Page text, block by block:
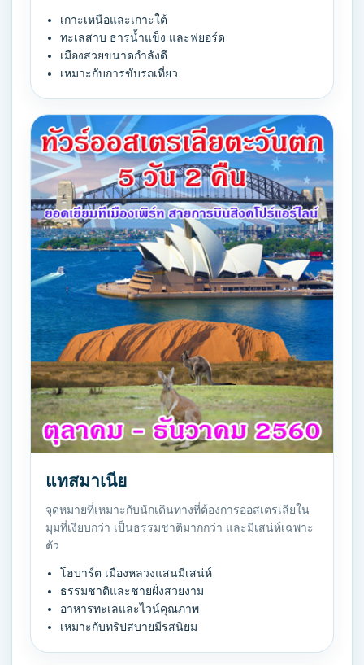
เกาะเหนือและเกาะใต้
ทะเลสาบ ธารน้ำแข็ง และฟยอร์ด
เมืองสวยขนาดกำลังดี
เหมาะกับการขับรถเที่ยว
แทสมาเนีย
จุดหมายที่เหมาะกับนักเดินทางที่ต้องการออสเตรเลียใน
มุมที่เงียบกว่า เป็นธรรมชาติมากกว่า และมีเสน่ห์เฉพาะ
ตัว
โฮบาร์ต เมืองหลวงแสนมีเสน่ห์
ธรรมชาติและชายฝั่งสวยงาม
อาหารทะเลและไวน์คุณภาพ
เหมาะกับทริปสบายมีรสนิยม